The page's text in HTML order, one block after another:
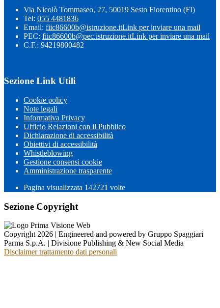
Via Nicolò Tommaseo, 27, 50019 Sesto Fiorentino (FI)
Tel: 055 4481836
Email: fiic86600b@istruzione.itLink per inviare una mail
PEC: fiic86600b@pec.istruzione.itLink per inviare una mail
C.F.: 94219800482
Sezione Link Utili
Cookie policy
Note legali
Informativa Privacy
Ufficio Relazioni con il Pubblico
Dichiarazione di accessibilità
Obiettivi di accessibilità
Whistleblowing
Gestione consensi cookie
Amministrazione trasparente
Pagina visualizzata 142721 volte
Sezione Copyright
Copyright 2026 | Engineered and powered by Gruppo Spaggiari
Parma S.p.A. | Divisione Publishing & New Social Media
Disclaimer trattamento dati personali